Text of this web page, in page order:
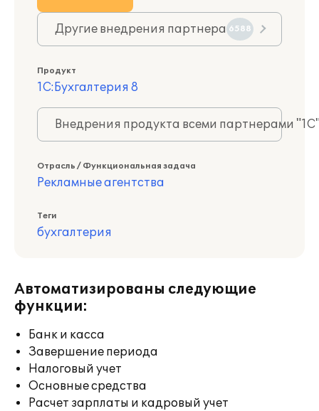
Другие внедрения партнера 6588
Продукт
1С:Бухгалтерия 8
Внедрения продукта всеми партнерами
Отрасль / Функциональная задача
Рекламные агентства
Теги
бухгалтерия
Автоматизированы следующие
функции:
Банк и касса
Завершение периода
Налоговый учет
Основные средства
Расчет зарплаты и кадровый учет